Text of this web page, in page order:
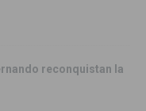
reconquistan la